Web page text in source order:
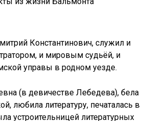
Константинович, служил и
и мировым судьёй, и
управы в родном уезде.
(в девичестве Лебедева), бела
любила литературу, печаталась в
устроительницей литературных